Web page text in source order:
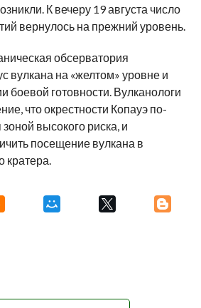
К вечеру 19 августа число
вернулось на прежний уровень.
обсерватория
вулкана на «желтом» уровне и
боевой готовности. Вулканологи
что окрестности Копауэ по-
высокого риска, и
посещение вулкана в
кратера.